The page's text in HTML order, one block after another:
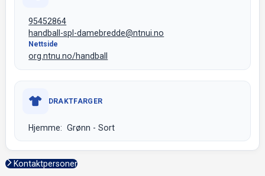
95452864
handball-spl-damebredde@ntnui.no
Nettside
org.ntnu.no/handball
DRAKTFARGER
Hjemme: Grønn - Sort
Kontaktpersoner